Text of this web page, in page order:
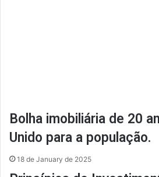
Bolha imobiliária de 20
Unido para a população.
18 de January de 2025